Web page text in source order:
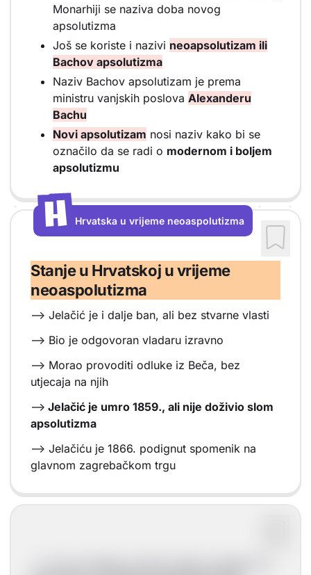
Monarhiji se naziva doba novog
apsolutizma
Još se koriste i nazivi neoapsolutizam ili
Bachov apsolutizma
Naziv Bachov apsolutizam je prema
ministru vanjskih poslova Alexanderu
Bachu
Novi apsolutizam nosi naziv kako bi se
označilo da se radi o modernom i boljem
apsolutizmu
H
H
Hrvatska u vrijeme neoaspolutizma
Stanje u Hrvatskoj u vrijeme
neoaspolutizma
--> Jelačić je i dalje ban, ali bez stvarne vlasti
--> Bio je odgovoran vladaru izravno
--> Morao provoditi odluke iz Beča, bez
utjecaja na njih
--> Jelačić je umro 1859., ali nije doživio slom
apsolutizma
--> Jelačiću je 1866. podignut spomenik na
glavnom zagrebačkom trgu